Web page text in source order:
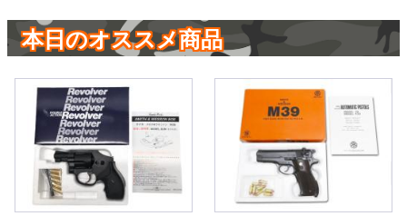
本日のオススメ商品